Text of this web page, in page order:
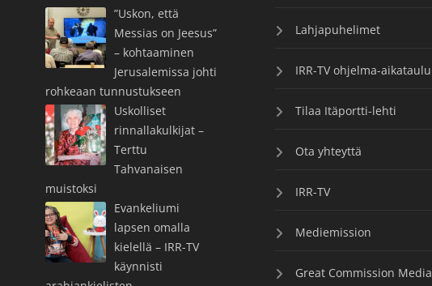
”Uskon, että
Messias on Jeesus”
– kohtaaminen
Jerusalemissa johti
rohkeaan tunnustukseen
Uskolliset
rinnallakulkijat –
Terttu
Tahvanaisen
muistoksi
Evankeliumi
lapsen omalla
kielellä – IRR-TV
käynnisti
Lahjapuhelimet
IRR-TV ohjelma-aikataulu
Tilaa Itäportti-lehti
Ota yhteyttä
IRR-TV
Mediemission
Great Commission Media